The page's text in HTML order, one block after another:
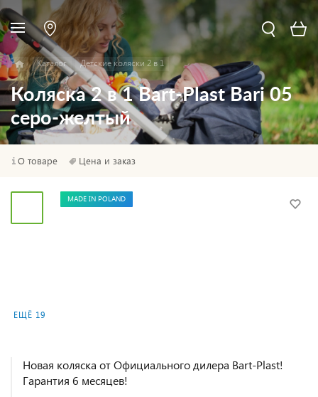
Каталог Детские коляски 2 в 1
Коляска 2 в 1 Bart-Plast Bari 05
серо-желтый
О товаре Цена и заказ
ЕЩЁ 19
MADE IN POLAND
Новая коляска от Официального дилера Bart-Plast!
Гарантия 6 месяцев!